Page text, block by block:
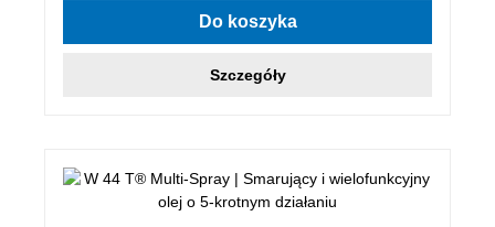
Do koszyka
Szczegóły